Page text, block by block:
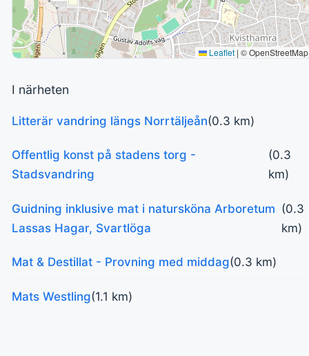
Leaflet | © OpenStreetMap
I närheten
Litterär vandring längs Norrtäljeån(0.3 km)
Offentlig konst på stadens torg -
Stadsvandring
(0.3
km)
Guidning inklusive mat i natursköna Arboretum
Lassas Hagar, Svartlöga
(0.3
km)
Mat & Destillat - Provning med middag(0.3 km)
Mats Westling(1.1 km)